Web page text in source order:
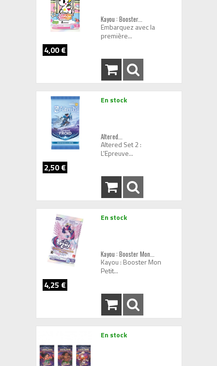
Kayou : Booster...
Embarquez avec la
première...
4,00 €
En stock
Altered...
Altered Set 2 :
L'Epreuve...
2,50 €
En stock
Kayou : Booster Mon...
Kayou : Booster Mon
Petit...
4,25 €
En stock